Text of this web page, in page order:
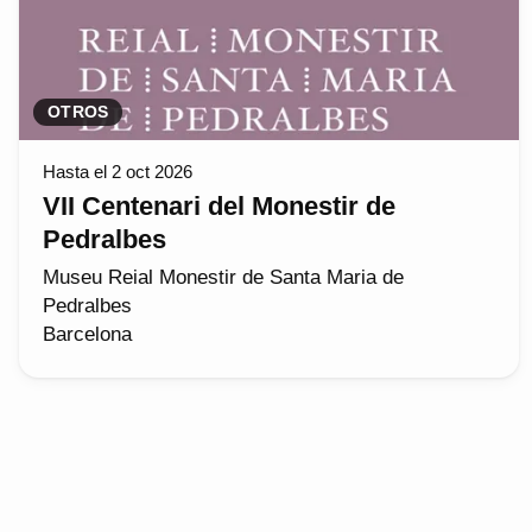
OTROS
Hasta el 2 oct 2026
VII Centenari del Monestir de
Pedralbes
Museu Reial Monestir de Santa Maria de
Pedralbes
Barcelona